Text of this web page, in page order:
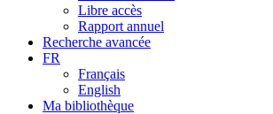
Libre accès
Rapport annuel
Recherche avancée
FR
Français
English
Ma bibliothèque